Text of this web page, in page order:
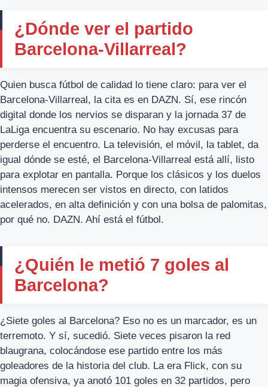
¿Dónde ver el partido
Barcelona-Villarreal?
Quien busca fútbol de calidad lo tiene claro: para ver el
Barcelona-Villarreal, la cita es en DAZN. Sí, ese rincón
digital donde los nervios se disparan y la jornada 37 de
LaLiga encuentra su escenario. No hay excusas para
perderse el encuentro. La televisión, el móvil, la tablet, da
igual dónde se esté, el Barcelona-Villarreal está allí, listo
para explotar en pantalla. Porque los clásicos y los duelos
intensos merecen ser vistos en directo, con latidos
acelerados, en alta definición y con una bolsa de palomitas,
por qué no. DAZN. Ahí está el fútbol.
¿Quién le metió 7 goles al
Barcelona?
¿Siete goles al Barcelona? Eso no es un marcador, es un
terremoto. Y sí, sucedió. Siete veces pisaron la red
blaugrana, colocándose ese partido entre los más
goleadores de la historia del club. La era Flick, con su
magia ofensiva, ya anotó 101 goles en 32 partidos, pero